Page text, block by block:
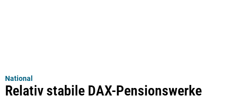
National
Relativ stabile DAX-Pensionswerke